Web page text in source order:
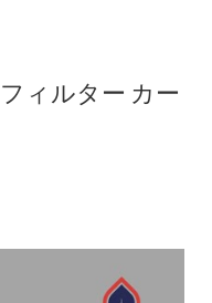
ィルター カー